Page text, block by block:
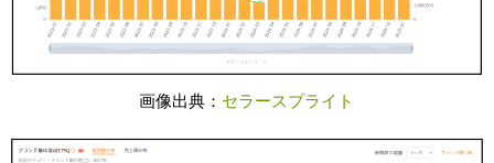
画像出典： セラースプライト